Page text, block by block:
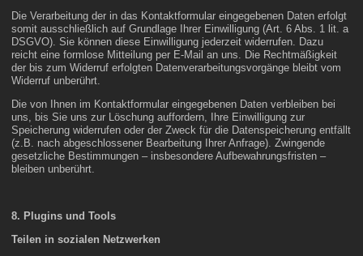
Die Verarbeitung der in das Kontaktformular eingegebenen Daten erfolgt
somit ausschließlich auf Grundlage Ihrer Einwilligung (Art. 6 Abs. 1 lit. a
DSGVO). Sie können diese Einwilligung jederzeit widerrufen. Dazu
reicht eine formlose Mitteilung per E-Mail an uns. Die Rechtmäßigkeit
der bis zum Widerruf erfolgten Datenverarbeitungsvorgänge bleibt vom
Widerruf unberührt.
Die von Ihnen im Kontaktformular eingegebenen Daten verbleiben bei
uns, bis Sie uns zur Löschung auffordern, Ihre Einwilligung zur
Speicherung widerrufen oder der Zweck für die Datenspeicherung entfällt
(z.B. nach abgeschlossener Bearbeitung Ihrer Anfrage). Zwingende
gesetzliche Bestimmungen – insbesondere Aufbewahrungsfristen –
bleiben unberührt.
8. Plugins und Tools
Teilen in sozialen Netzwerken